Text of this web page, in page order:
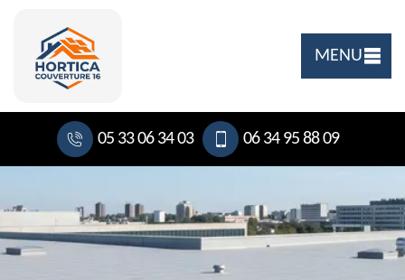
MENU
05 33 06 34 03 06 34 95 88 09